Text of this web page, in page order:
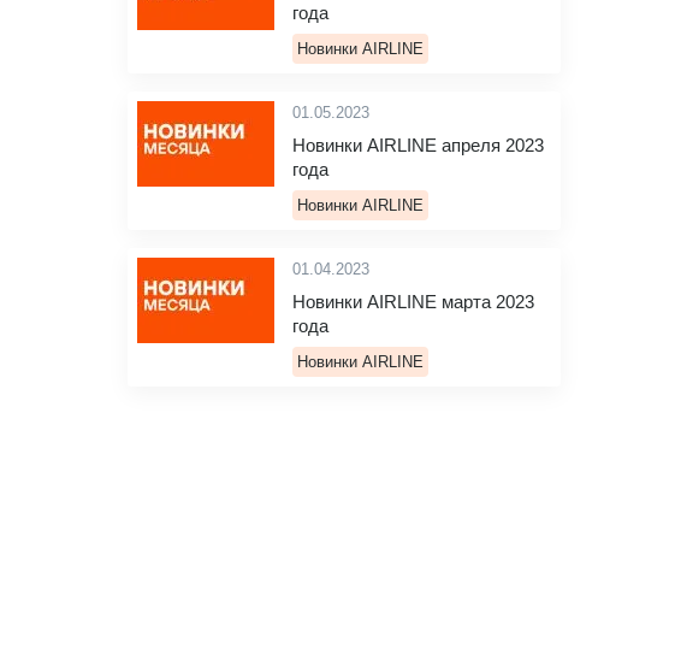
года
Новинки AIRLINE
01.05.2023
Новинки AIRLINE апреля 2023
года
Новинки AIRLINE
01.04.2023
Новинки AIRLINE марта 2023
года
Новинки AIRLINE